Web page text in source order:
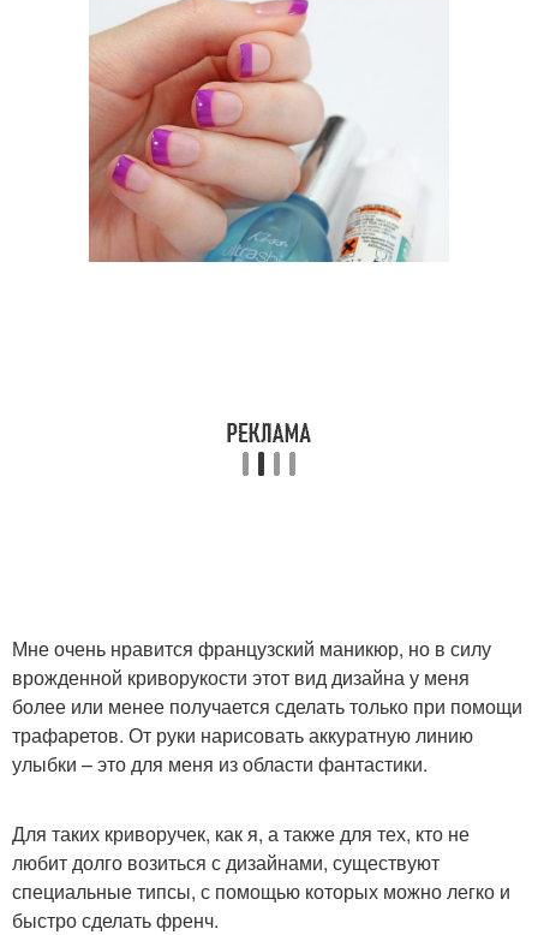
Гель-лак для френча
Френч на коротких
ногтях
Лунный френч
Френч на ногтях Идеальный френч
Мне очень нравится французский маникюр, но в силу
врожденной криворукости этот вид дизайна у меня
более или менее получается сделать только при помощи
трафаретов. От руки нарисовать аккуратную линию
улыбки – это для меня из области фантастики.
Для таких криворучек, как я, а также для тех, кто не
любит долго возиться с дизайнами, существуют
специальные типсы, с помощью которых можно легко и
быстро сделать френч.